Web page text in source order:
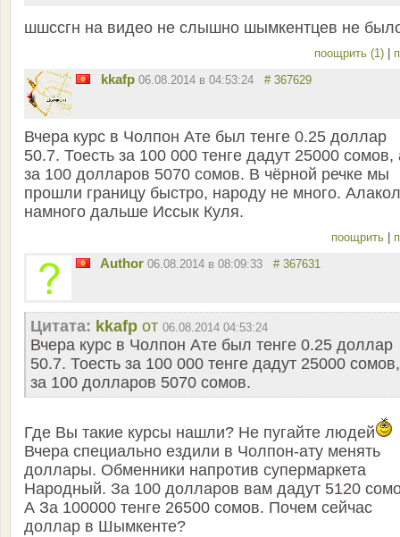
шшссгн на видео не слышно шымкентцев не
поощрить (1)
kkafp 06.08.2014 в 04:53:24 # 367629
Вчера курс в Чолпон Ате был тенге 0.25 доллар
50.7. Тоесть за 100 000 тенге дадут 25000 сомов,
за 100 долларов 5070 сомов. В чёрной речке мы
прошли границу быстро, народу не много.
намного дальше Иссык Куля.
поощрить
Author 06.08.2014 в 08:09:33 # 367631
Цитата: kkafp от 06.08.2014 04:53:24
Вчера курс в Чолпон Ате был тенге 0.25 доллар
50.7. Тоесть за 100 000 тенге дадут 25000
за 100 долларов 5070 сомов.
Где Вы такие курсы нашли? Не пугайте людей
Вчера специально ездили в Чолпон-ату менять
доллары. Обменники напротив супермаркета
Народный. За 100 долларов вам дадут 5120
А За 100000 тенге 26500 сомов. Почем сейчас
доллар в Шымкенте?